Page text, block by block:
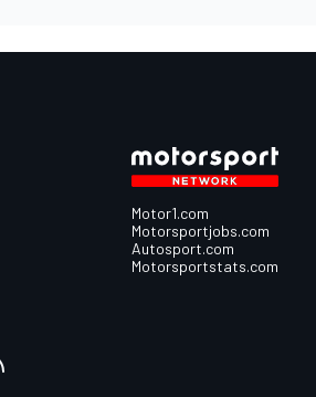
Motor1.com
Motorsportjobs.com
Autosport.com
Motorsportstats.com